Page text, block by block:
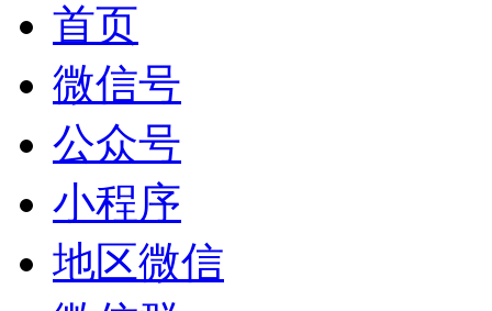
首页
微信号
公众号
小程序
地区微信